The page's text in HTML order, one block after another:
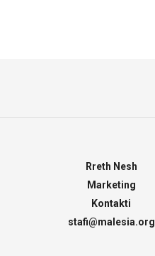
Rreth Nesh
Marketing
Kontakti
stafi@malesia.org